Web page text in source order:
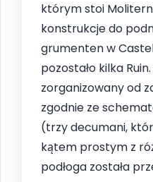
którym stoi
konstrukcje do
grumenten w
pozostało kilka
zorganizowany od
zgodnie ze
(trzy decumani,
kątem prostym z
podłoga została